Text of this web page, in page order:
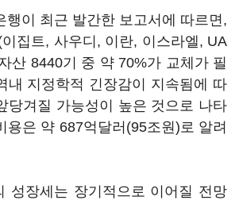
행이 최근 발간한 보고서에 따르면,
집트, 사우디, 이란, 이스라엘, UA
산 8440기 중 약 70%가 교체가 필
내 지정학적 긴장감이 지속됨에 따
당겨질 가능성이 높은 것으로 나타
용은 약 687억달러(95조원)로 알려
성장세는 장기적으로 이어질 전망